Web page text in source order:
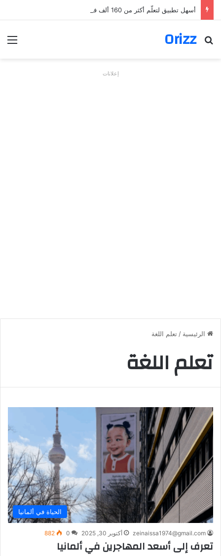
أسهل تطبيق لتعلّم أكثر من 160 ألف فعل بالألمانية
Orizz
بحث عن
إعلانات
الرئيسية / تعلم اللغة
تعلم اللغة
الحياة في ألمانيا
zeinaissa1974@gmail.com أكتوبر 30, 2025 0
882
تعرف إلى أسعد المهاجرين في ألمانيا